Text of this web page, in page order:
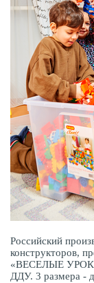
Российский
конструкторов,
«ВЕСЕЛЫЕ
ДДУ. 3 размера -